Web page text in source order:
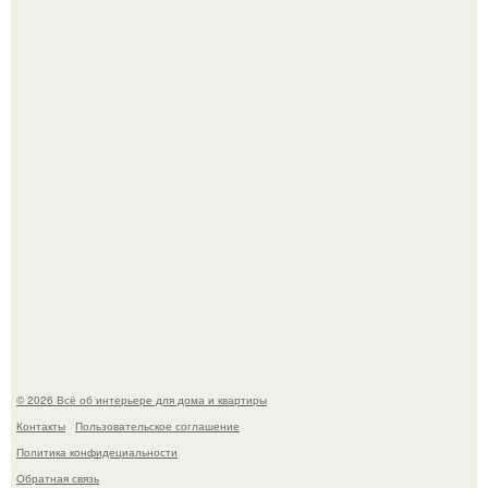
© 2026 Всё об интерьере для дома и квартиры
Контакты
Пользовательское соглашение
Политика конфидециальности
Обратная связь